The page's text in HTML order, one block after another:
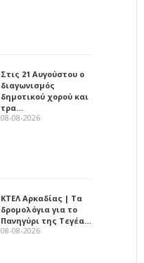
Στις 21 Αυγούστου ο
διαγωνισμός
δημοτικού χορού και
τρα…
08-08-2026
ΚΤΕΛ Αρκαδίας | Τα
δρομολόγια για το
Πανηγύρι της Τεγέα…
08-08-2026